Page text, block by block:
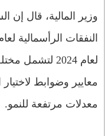
وزير المالية، قال إن
لعام 2024
معايير وضوابط
معدلات مرتفعة للنمو.